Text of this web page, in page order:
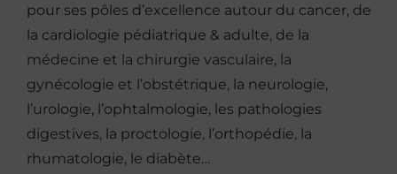
pour ses pôles d’excellence autour du cancer, de
la cardiologie pédiatrique & adulte, de la
médecine et la chirurgie vasculaire, la
gynécologie et l’obstétrique, la neurologie,
l’urologie, l’ophtalmologie, les pathologies
digestives, la proctologie, l’orthopédie, la
rhumatologie, le diabète…